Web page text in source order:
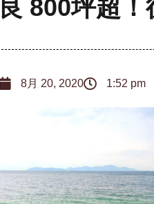
良 800坪超
8月 20, 2020 1:52 pm